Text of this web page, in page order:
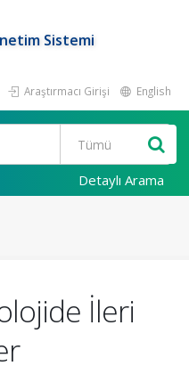
Sistemi
Araştırmacı Girişi English
Detaylı Arama
İleri